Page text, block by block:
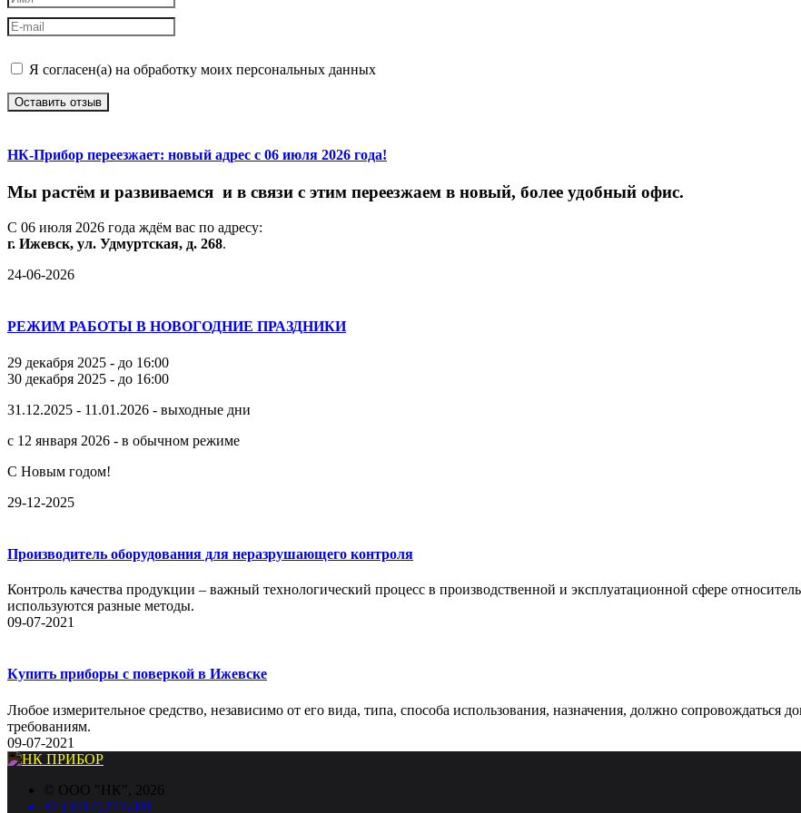
Я согласен(а) на обработку моих персональных данных
Оставить отзыв
НК-Прибор переезжает: новый адрес с 06 июля 2026 года!
Мы растём и развиваемся и в связи с этим переезжаем в новый, более удобный офис.
С 06 июля 2026 года ждём вас по адресу:
г. Ижевск, ул. Удмуртская, д. 268.
24-06-2026
РЕЖИМ РАБОТЫ В НОВОГОДНИЕ ПРАЗДНИКИ
29 декабря 2025 - до 16:00
30 декабря 2025 - до 16:00
31.12.2025 - 11.01.2026 - выходные дни
с 12 января 2026 - в обычном режиме
С Новым годом!
29-12-2025
Производитель оборудования для неразрушающего контроля
Контроль качества продукции – важный технологический процесс в производственной и эксплуатационной сфере
используются разные методы.
09-07-2021
Купить приборы с поверкой в Ижевске
Любое измерительное средство, независимо от его вида, типа, способа использования, назначения, должно сопровождаться
требованиям.
09-07-2021
© ООО "НК", 2026
+7 (3412) 277-001